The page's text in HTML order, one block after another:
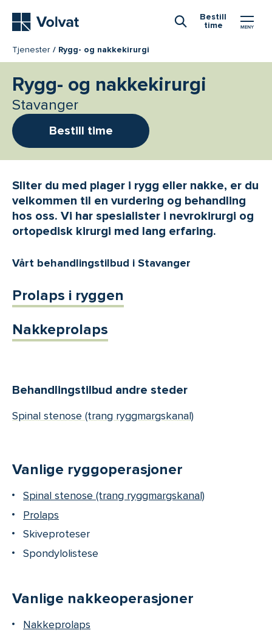
Bestill
time
Tjenester Rygg- og nakkekirurgi
Rygg- og nakkekirurgi
Stavanger
Bestill time
Sliter du med plager i rygg eller nakke, er du
velkommen til en vurdering og behandling
hos oss. Vi har spesialister i nevrokirurgi og
ortopedisk kirurgi med lang erfaring.
Vårt behandlingstilbud i Stavanger
Prolaps i ryggen
Nakkeprolaps
Behandlingstilbud andre steder
Spinal stenose (trang ryggmargskanal)
Vanlige ryggoperasjoner
Spinal stenose (trang ryggmargskanal)
Prolaps
Skiveproteser
Spondylolistese
Vanlige nakkeoperasjoner
Nakkeprolaps